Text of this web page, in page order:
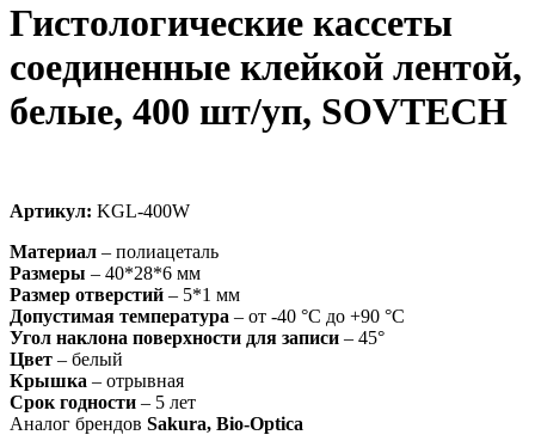
Гистологические кассеты
соединенные клейкой лентой,
белые, 400 шт/уп, SOVTECH
Артикул: KGL-400W
Материал – полиацеталь
Размеры – 40*28*6 мм
Размер отверстий – 5*1 мм
Допустимая температура – от -40 °C до +90 °C
Угол наклона поверхности для записи – 45°
Цвет – белый
Крышка – отрывная
Срок годности – 5 лет
Аналог брендов Sakura, Bio-Optica